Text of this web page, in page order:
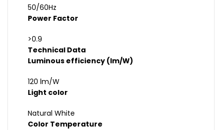
50/60Hz
Power Factor
>0.9
Technical Data
Luminous efficiency (lm/W)
120 lm/W
Light color
Natural White
Color Temperature